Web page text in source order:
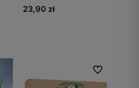
23,90 zł
Do ulubionych